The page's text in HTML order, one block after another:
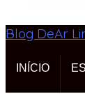
Blog DeAr
INÍCIO